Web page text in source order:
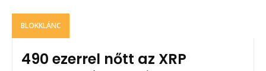
BLOKKLÁNC
490 ezerrel nőtt az XRP